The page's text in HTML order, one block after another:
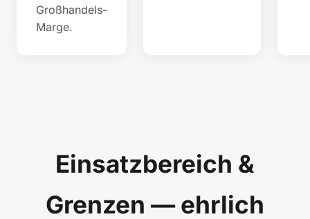
Großhandels-
Marge.
Einsatzbereich &
Grenzen — ehrlich